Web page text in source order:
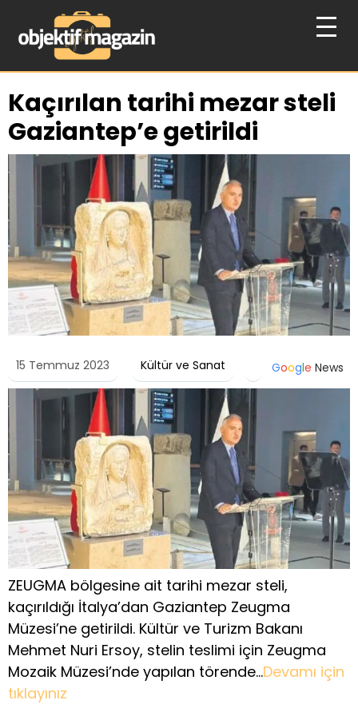
Kaçırılan tarihi mezar steli
Gaziantep’e getirildi
15 Temmuz 2023 Kültür ve Sanat Google News
ZEUGMA bölgesine ait tarihi mezar steli,
kaçırıldığı İtalya’dan Gaziantep Zeugma
Müzesi’ne getirildi. Kültür ve Turizm Bakanı
Mehmet Nuri Ersoy, stelin teslimi için Zeugma
Mozaik Müzesi’nde yapılan törende…Devamı için
tıklayınız